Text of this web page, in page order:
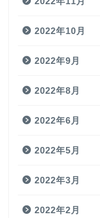
2022年10月
2022年9月
2022年8月
2022年6月
2022年5月
2022年3月
2022年2月